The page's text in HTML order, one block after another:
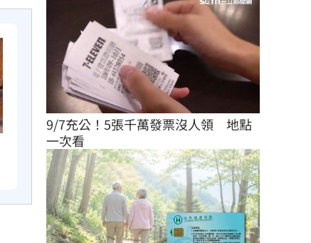
9/7充公！5張千萬發票沒人領　地點
一次看